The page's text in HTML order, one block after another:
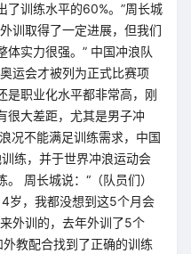
了训练水平的60%。”周长城
训取得了一定进展，但我们
实力很强。” 中国冲浪队
运会才被列为正式比赛项
是职业化水平都非常高，刚
很大差距，尤其是男子冲
况不能满足训练需求，中国
练，并于世界冲浪运动会
周长城说：“（队员们）
岁，我都没想到这5个月会
外训的，去年外训了5个
教配合找到了正确的训练